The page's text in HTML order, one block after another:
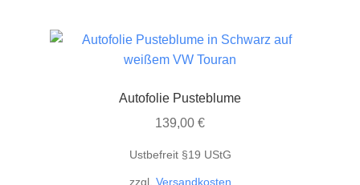
auf.
Die
können
Autofolie Pusteblume
139,00 €
Ustbefreit §19 UStG
zzgl. Versandkosten